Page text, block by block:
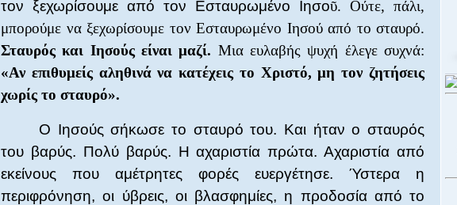
τον ξεχωρίσουμε από τον Εσταυρωμένο Ιησοῦ. Ούτε, πάλι,
μπορούμε να ξεχωρίσουμε τον Εσταυρωμένο Ιησού από το σταυρό.
Σταυρός και Ιησούς είναι μαζί. Μια ευλαβής ψυχή έλεγε συχνά:
«Αν επιθυμείς αληθινά να κατέχεις το Χριστό, μη τον ζητήσεις
χωρίς το σταυρό».
Ο Ιησούς σήκωσε το σταυρό του. Και ήταν ο σταυρός
του βαρύς. Πολύ βαρύς. Η αχαριστία πρώτα. Αχαριστία από
εκείνους που αμέτρητες φορές ευεργέτησε. Ύστερα η
περιφρόνηση, οι ύβρεις, οι βλασφημίες, η προδοσία από το